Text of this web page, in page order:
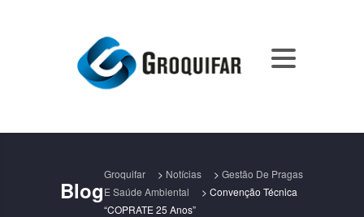
Blog
Groquifar > Notícias > Gestão De Pragas
E Saúde Ambiental
> Convenção Técnica
“COPRATE 25 Anos”